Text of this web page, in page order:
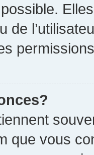
de
que vous